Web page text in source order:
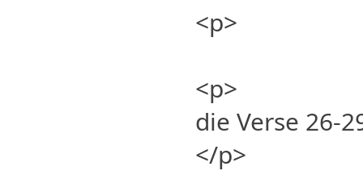
<p>
<p>
die Verse 26-
</p>